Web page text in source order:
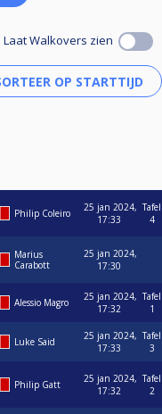
Laat Walkovers zien
Philip Coleiro
25 jan 2024,
17:33
Tafel
4
Marius
Carabott
25 jan 2024,
17:30
Alessio Magro
25 jan 2024,
17:32
Tafel
1
Luke Said
25 jan 2024,
17:33
Tafel
3
Philip Gatt
25 jan 2024,
17:32
Tafel
2